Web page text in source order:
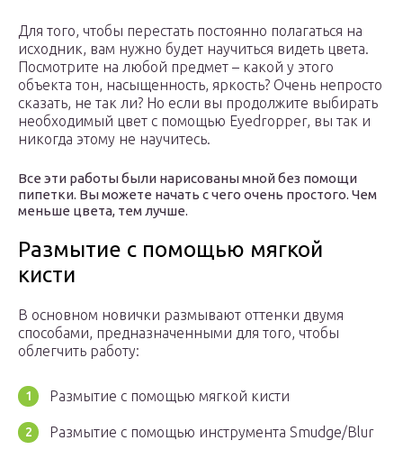
Для того, чтобы перестать постоянно полагаться на
исходник, вам нужно будет научиться видеть цвета.
Посмотрите на любой предмет – какой у этого
объекта тон, насыщенность, яркость? Очень непросто
сказать, не так ли? Но если вы продолжите выбирать
необходимый цвет с помощью Eyedropper, вы так и
никогда этому не научитесь.
Все эти работы были нарисованы мной без помощи
пипетки. Вы можете начать с чего очень простого. Чем
меньше цвета, тем лучше.
Размытие с помощью мягкой
кисти
В основном новички размывают оттенки двумя
способами, предназначенными для того, чтобы
облегчить работу:
Размытие с помощью мягкой кисти
Размытие с помощью инструмента Smudge/Blur